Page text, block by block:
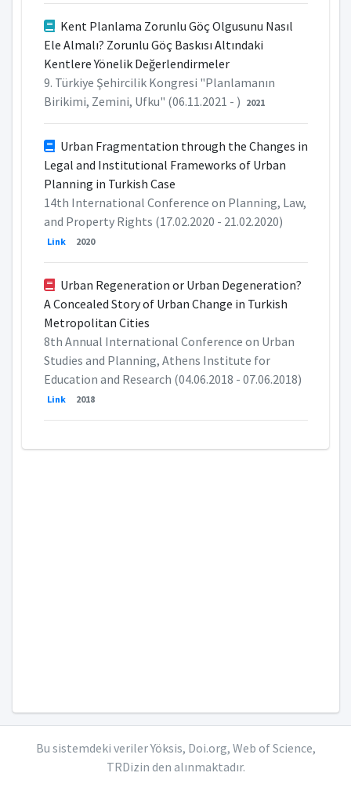
Kent Planlama Zorunlu Göç Olgusunu Nasıl
Ele Almalı? Zorunlu Göç Baskısı Altındaki
Kentlere Yönelik Değerlendirmeler
9. Türkiye Şehircilik Kongresi "Planlamanın
Birikimi, Zemini, Ufku" (06.11.2021 - ) 2021
Urban Fragmentation through the Changes in
Legal and Institutional Frameworks of Urban
Planning in Turkish Case
14th International Conference on Planning, Law,
and Property Rights (17.02.2020 - 21.02.2020)
Link 2020
Urban Regeneration or Urban Degeneration?
A Concealed Story of Urban Change in Turkish
Metropolitan Cities
8th Annual International Conference on Urban
Studies and Planning, Athens Institute for
Education and Research (04.06.2018 - 07.06.2018)
Link 2018
Bu sistemdeki veriler Yöksis, Doi.org, Web of Science,
TRDizin den alınmaktadır.